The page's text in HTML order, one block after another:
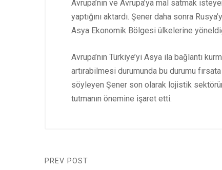
Avrupa’nın ve Avrupa’ya mal satmak
yaptığını aktardı. Şener daha sonra
Asya Ekonomik Bölgesi ülkelerine
Avrupa’nın Türkiye’yi Asya ila bağlantı
artırabilmesi durumunda bu durumu
söyleyen Şener son olarak lojistik
tutmanın önemine işaret etti.
PREV POST